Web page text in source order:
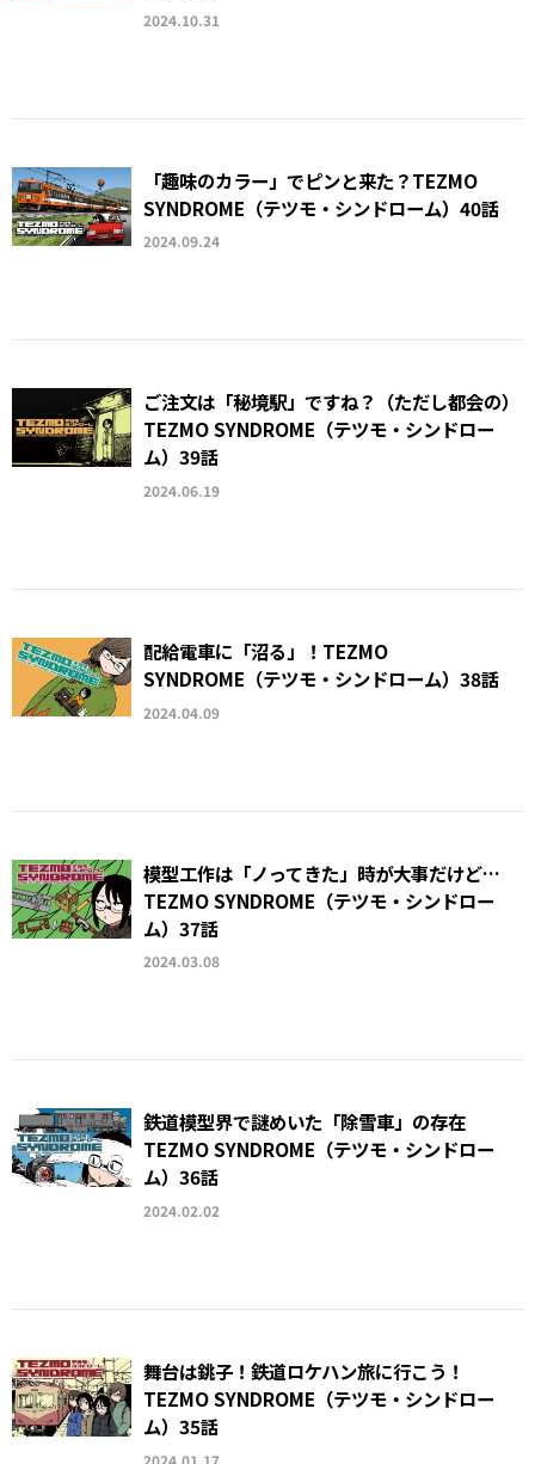
2024.10.31
「趣味のカラー」でピンと来た？TEZMO
SYNDROME（テツモ・シンドローム）40話
2024.09.24
ご注文は「秘境駅」ですね？（ただし都会の）
TEZMO SYNDROME（テツモ・シンドロー
ム）39話
2024.06.19
配給電車に「沼る」！TEZMO
SYNDROME（テツモ・シンドローム）38話
2024.04.09
模型工作は「ノってきた」時が大事だけど…
TEZMO SYNDROME（テツモ・シンドロー
ム）37話
2024.03.08
鉄道模型界で謎めいた「除雪車」の存在
TEZMO SYNDROME（テツモ・シンドロー
ム）36話
2024.02.02
舞台は銚子！鉄道ロケハン旅に行こう！
TEZMO SYNDROME（テツモ・シンドロー
ム）35話
2024.01.17